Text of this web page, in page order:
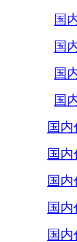
国
国
国
国
国
国
国
国
国